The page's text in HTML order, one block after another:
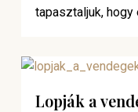
tapasztaljuk,
Lopják a